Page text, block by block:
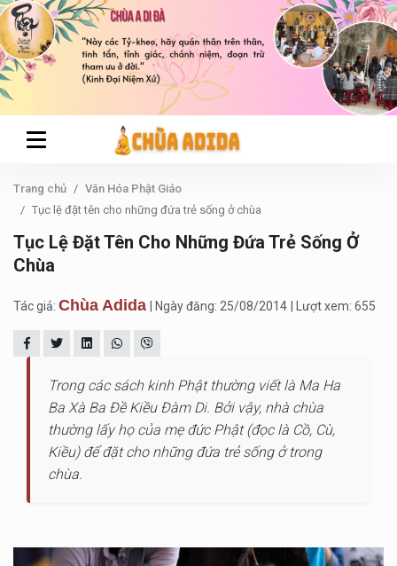
Trang chủ
Văn Hóa Phật Giáo
Tục lệ đặt tên cho những đứa trẻ sống ở chùa
Tục Lệ Đặt Tên Cho Những Đứa Trẻ Sống Ở
Chùa
Tác giả: Chùa Adida | Ngày đăng: 25/08/2014 | Lượt xem: 655
Trong các sách kinh Phật thường viết là Ma Ha
Ba Xà Ba Đề Kiều Đàm Di. Bởi vậy, nhà chùa
thường lấy họ của mẹ đức Phật (đọc là Cồ, Cù,
Kiều) để đặt cho những đứa trẻ sống ở trong
chùa.